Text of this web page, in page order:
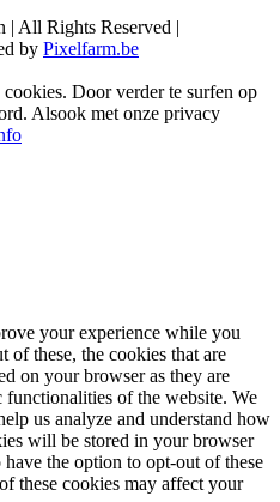
| All Rights Reserved |
by Pixelfarm.be
Door verder te surfen op
Alsook met onze privacy
your experience while you
of these, the cookies that are
on your browser as they are
of the website. We
us analyze and understand how
will be stored in your browser
the option to opt-out of these
these cookies may affect your